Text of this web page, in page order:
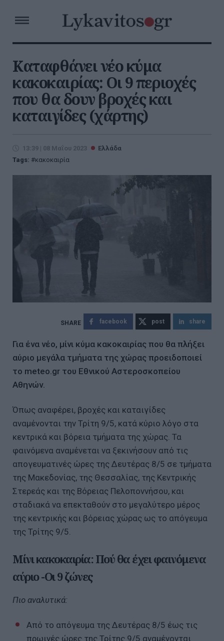
Καταφθάνει νέο κύμα
κακοκαιρίας: Οι 9 περιοχές
που θα δουν βροχές και
καταιγίδες (χάρτης)
13:39 | 08 Μαΐου 2023
Ελλάδα
Tags:
κακοκαιρία
facebook post share
Για ένα νέο, μίνι κύμα κακοκαιρίας που θα πλήξει
αύριο μεγάλα τμήματα της χώρας προειδοποιεί
το meteo.gr του Εθνικού Αστεροσκοπείου
Αθηνών.
Όπως αναφέρει, βροχές και καταιγίδες
αναμένονται την Τρίτη 9/5, κατά κύριο λόγο στα
κεντρικά και βόρεια τμήματα της χώρας. Τα
φαινόμενα αναμένεται να ξεκινήσουν από τις
απογευματινές ώρες της Δευτέρας 8/5 σε τμήματα
της Μακεδονίας, της Θεσσαλίας, της Κεντρικής
Στερεάς και της Βόρειας Πελοποννήσου, και
σταδιακά να επεκταθούν στο μεγαλύτερο μέρος
της κεντρικής και βόρειας χώρας ως το απόγευμα
της Τρίτης 9/5.
Μίνι κακοκαιρία: Πού θα έχει φαινόμενα
αύριο -Οι 9 ζώνες
Πιο αναλυτικά:
Από το απόγευμα της Δευτέρας 8/5 έως τις
πρωινές ώρες της Τρίτης 9/5 αναμένονται